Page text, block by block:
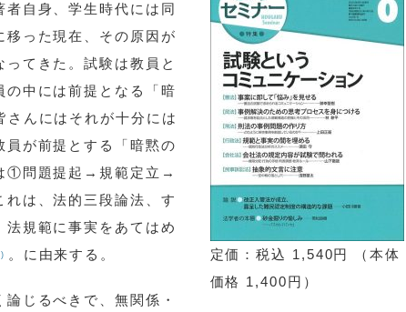
定価：税込 1,540円 （本体
価格 1,400円）
者自身、学生時代には同
った現在、その原因が
てきた。試験は教員と
中には前提となる「暗
さんにはそれが十分には
が前提とする「暗黙の
①問題提起→規範定立→
は、法的三段論法、す
規範に事実をあてはめ
。に由来する。
じるべきで、無関係・